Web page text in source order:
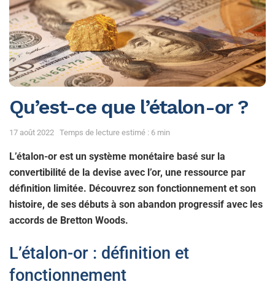
Qu’est-ce que l’étalon-or ?
17 août 2022 Temps de lecture estimé : 6 min
L’étalon-or est un système monétaire basé sur la
convertibilité de la devise avec l’or, une ressource par
définition limitée. Découvrez son fonctionnement et son
histoire, de ses débuts à son abandon progressif avec les
accords de Bretton Woods.
L’étalon-or : définition et
fonctionnement